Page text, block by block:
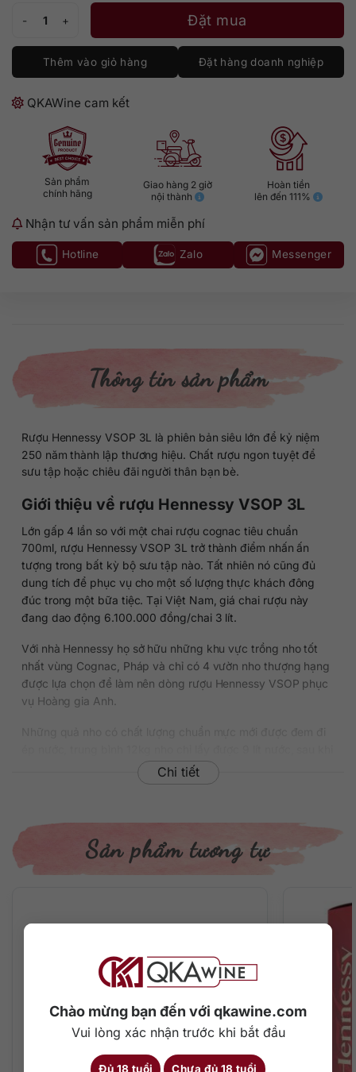
Chào mừng bạn đến với qkawine.com
Vui lòng xác nhận trước khi bắt đầu
Đủ 18 tuổi Chưa đủ 18 tuổi
Đặt mua
Thêm vào giỏ hàng Đặt hàng doanh nghiệp
QKAWine cam kết
Sản phẩm
chính hãng
Giao hàng 2 giờ
nội thành
Hoàn tiền
lên đến 111%
Nhận tư vấn sản phẩm miễn phí
Hotline Zalo Messenger
Thông tin sản phẩm
Rượu Hennessy VSOP 3L là phiên bản siêu lớn để kỷ niệm
250 năm thành lập thương hiệu. Chất rượu ngon tuyệt để
sưu tập hoặc chiêu đãi người thân bạn bè.
Giới thiệu về rượu Hennessy VSOP 3L
Lớn gấp 4 lần so với một chai rượu cognac tiêu chuẩn
700ml, rượu Hennessy VSOP 3L trở thành điểm nhấn ấn
tượng trong bất kỳ bộ sưu tập nào. Tất nhiên nó cũng đủ
dung tích để phục vụ cho một số lượng thực khách đông
đúc trong một bữa tiệc. Tại Việt Nam, giá chai rượu này
đang dao động 6.100.000 đồng/chai 3 lít.
Với nhà Hennessy họ sở hữu những khu vực trồng nho tốt
nhất vùng Cognac, Pháp và chỉ có 4 vườn nho thượng hạng
được lựa chọn để làm nên dòng rượu Hennessy VSOP phục
vụ Hoàng gia Anh.
chưng cất kép lại chỉ còn đúng 1 lít rượu cốt. Từ rượu này sẽ
được ngâm ủ lâu năm trong những thùng gỗ sồi cao cấp.
với trung tâm là 60 loại rượu tâm hảo hạng.
Một dòng rượu được đặt làm riêng cho Hoàng gia Anh vào
niệm 250 năm thành lập thương hiệu (1765 – 2015). Con số
250 in nổi bật trên cổ chai để nói rõ thông điệp đó.
Thông tin chi tiết về rượu
Xuất xứ: Pháp
Phân loại: Cognac
Chi tiết
Sản phẩm tương tự